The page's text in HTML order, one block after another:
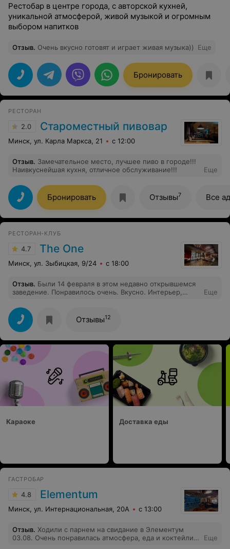
Рестобар в центре города, с авторской кухней,
уникальной атмосферой, живой музыкой и огромным
выбором напитков
Отзыв. Очень вкусно готовят и играет живая музыка)) Еще
Бронировать
РЕСТОРАН
2.0 Староместный пивовар
Минск, ул. Карла Маркса, 21 с 12:00
Отзыв. Замечательное место, лучшее пиво в городе!!!
Наивкуснейшая кухня, отличное обслуживание!!!
Еще
Бронировать Отзывы7 Все
РЕСТОРАН-КЛУБ
4.7 The One
Минск, ул. Зыбицкая, 9/24 с 18:00
Отзыв. Были 14 февраля в этом недавно открывшемся
заведение. Понравилось очень. Вкусно. Интерьер,
обслуживала Ярослава. К празднику у ресторана были
вкуснейшие комплименты для гостей ресторана,
приятно очень. Порадовала музыка, Lounge + живая
музыка + потом DJ, хороший кальян.
Еще
Отзывы12
Караоке Доставка еды
ГАСТРОБАР
4.8 Elementum
Минск, ул. Интернациональная, 20А с 13:00
Отзыв. Ходили с парнем на свидание в Элементум
03.08. Очень понравилась атмосфера, еда и коктейли -
Еще